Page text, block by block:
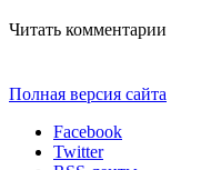
Читать комментарии
Полная версия сайта
Facebook
Twitter